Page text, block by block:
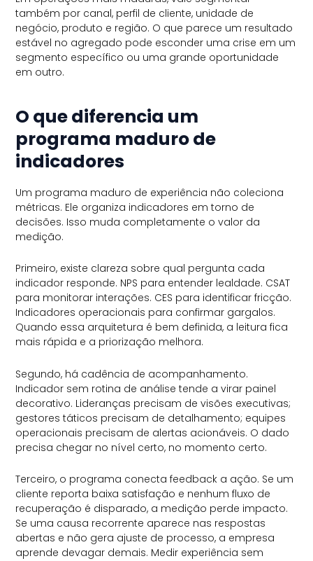
também por canal, perfil de cliente, unidade de
negócio, produto e região. O que parece um resultado
estável no agregado pode esconder uma crise em um
segmento específico ou uma grande oportunidade
em outro.
O que diferencia um
programa maduro de
indicadores
Um programa maduro de experiência não coleciona
métricas. Ele organiza indicadores em torno de
decisões. Isso muda completamente o valor da
medição.
Primeiro, existe clareza sobre qual pergunta cada
indicador responde. NPS para entender lealdade. CSAT
para monitorar interações. CES para identificar fricção.
Indicadores operacionais para confirmar gargalos.
Quando essa arquitetura é bem definida, a leitura fica
mais rápida e a priorização melhora.
Segundo, há cadência de acompanhamento.
Indicador sem rotina de análise tende a virar painel
decorativo. Lideranças precisam de visões executivas;
gestores táticos precisam de detalhamento; equipes
operacionais precisam de alertas acionáveis. O dado
precisa chegar no nível certo, no momento certo.
Terceiro, o programa conecta feedback a ação. Se um
cliente reporta baixa satisfação e nenhum fluxo de
recuperação é disparado, a medição perde impacto.
Se uma causa recorrente aparece nas respostas
abertas e não gera ajuste de processo, a empresa
aprende devagar demais. Medir experiência sem